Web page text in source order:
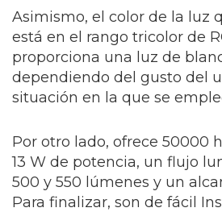
Asimismo, el color de la luz
está en el rango tricolor de
proporciona una luz de
dependiendo del gusto del
situación en la que se
Por otro lado, ofrece 50000
13 W de potencia, un flujo
500 y 550 lúmenes y un
Para finalizar, son de fácil